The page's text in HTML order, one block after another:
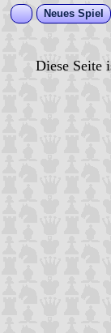
Neues Spiel
Diese Seite